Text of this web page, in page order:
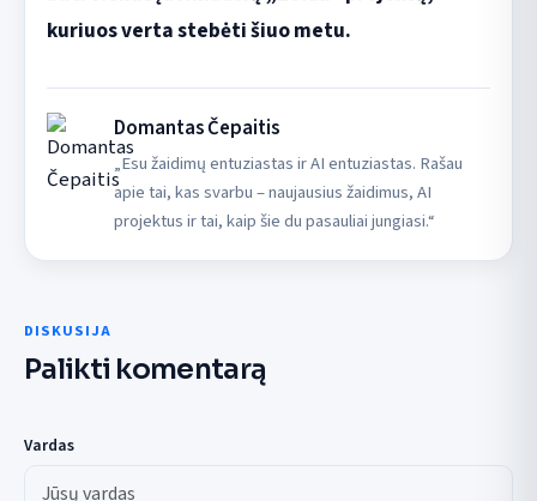
kuriuos verta stebėti šiuo metu.
Domantas Čepaitis
„Esu žaidimų entuziastas ir AI entuziastas. Rašau
apie tai, kas svarbu – naujausius žaidimus, AI
projektus ir tai, kaip šie du pasauliai jungiasi.“
DISKUSIJA
Palikti komentarą
Vardas